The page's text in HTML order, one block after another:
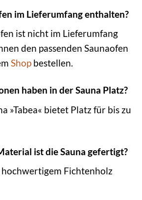
im Lieferumfang enthalten?
ist nicht im Lieferumfang
den passenden Saunaofen
Shop bestellen.
haben in der Sauna Platz?
»Tabea« bietet Platz für bis zu
ist die Sauna gefertigt?
hochwertigem Fichtenholz